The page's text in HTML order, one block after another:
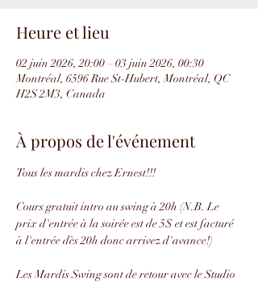
Heure et lieu
02 juin 2026, 20:00 – 03 juin 2026, 00:30
Montréal, 6596 Rue St-Hubert, Montréal, QC
H2S 2M3, Canada
À propos de l'événement
Tous les mardis chez Ernest!!!
Cours gratuit intro au swing à 20h (N.B. Le
prix d'entrée à la soirée est de 5$ et est facturé
à l'entrée dès 20h donc arrivez d'avance!)
Les Mardis Swing sont de retour avec le Studio